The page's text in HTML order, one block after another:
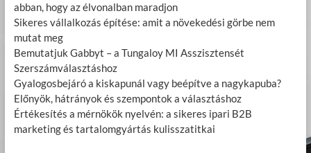
abban, hogy az élvonalban maradjon
Sikeres vállalkozás építése: amit a növekedési görbe nem
mutat meg
Bemutatjuk Gabbyt – a Tungaloy MI Asszisztensét
Szerszámválasztáshoz
Gyalogosbejáró a kiskapunál vagy beépítve a nagykapuba?
Előnyök, hátrányok és szempontok a választáshoz
Értékesítés a mérnökök nyelvén: a sikeres ipari B2B
marketing és tartalomgyártás kulisszatitkai